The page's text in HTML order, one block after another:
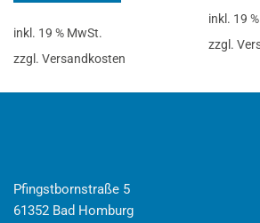
inkl. 19 % MwSt.
zzgl. Versandkosten
inkl. 19
zzgl.
Pfingstbornstraße 5
61352 Bad Homburg